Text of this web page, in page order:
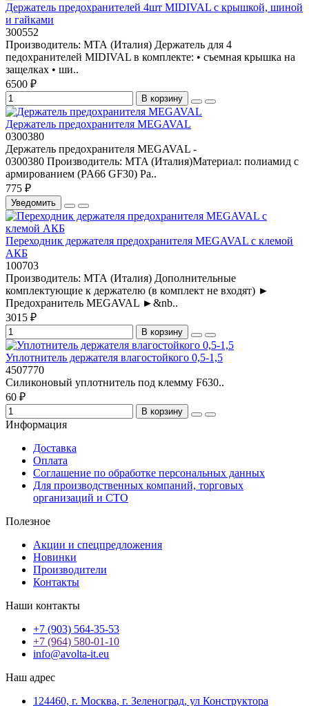
Держатель предохранителей 4шт MIDIVAL с крышкой, шиной
и гайками
300552
Производитель: МТА (Италия) Держатель для 4
педохранителей MIDIVAL в комплекте: • съемная крышка на
защелках • ши..
6500 ₽
В корзину
Держатель предохранителя MEGAVAL
0300380
Держатель предохранителя MEGAVAL -
0300380 Производитель: MTA (Италия)Материал: полиамид с
армированием (PA66 GF30) Ра..
775 ₽
Уведомить
Переходник держателя предохранителя MEGAVAL с клемой
АКБ
100703
Производитель: МТА (Италия) Дополнительные
комплектующие к держателю (в комплект не входят) ►
Предохранитель MEGAVAL ►&nb..
3015 ₽
В корзину
Уплотнитель держателя влагостойкого 0,5-1,5
4507770
Силиконовый уплотнитель под клемму F630..
60 ₽
В корзину
Информация
Доставка
Оплата
Соглашение по обработке персональных данных
Для производственных компаний, торговых
организаций и СТО
Полезное
Акции и спецпредложения
Новинки
Производители
Контакты
Наши контакты
+7 (903) 564-35-53
+7 (964) 580-01-10
info@avolta-it.eu
Наш адрес
124460, г. Москва, г. Зеленоград, ул Конструктора